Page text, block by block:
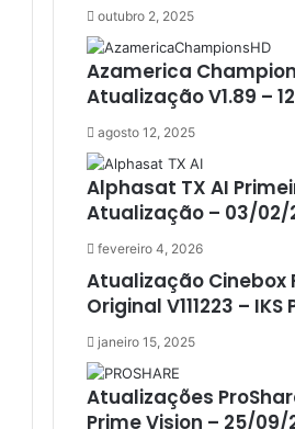
Athomics T3
Atto
AttoNet
AttoSat
ATV
Audisat
Audisat A1
Audisat A1 Plus
Audisat A2
Audisat A2 Plus
Audisat A3
Audisat A3 Plus
Audisat A5
Audisat C1
Audisat E10 Lote 1 e 2
Audisat E10 Lote 3
outubro 2, 2025
Azamerica
Atualização V1.89 –
agosto 12, 2025
Alphasat TX AI
Atualização – 03/02/
fevereiro 4, 2026
Atualização Cinebox
Original V111223 – IKS
janeiro 15, 2025
Atualizações
Prime Vision – 25/09/